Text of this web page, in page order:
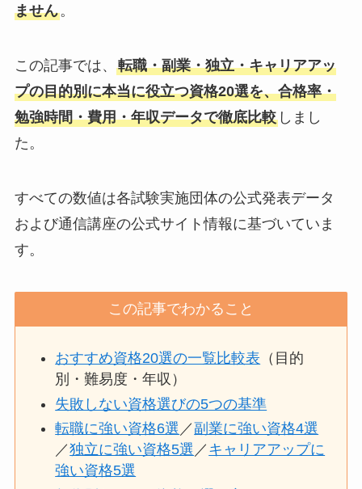
ません。
この記事では、 転職・副業・独立・キャリアアッ
プの目的別に本当に役立つ資格20選を、合格率・
勉強時間・費用・年収データで徹底比較しまし
た。
すべての数値は各試験実施団体の公式発表データ
および通信講座の公式サイト情報に基づいていま
す。
この記事でわかること
おすすめ資格20選の一覧比較表 （目的
別・難易度・年収）
失敗しない資格選びの5つの基準
転職に強い資格6選 ／副業に強い資格4選
／独立に強い資格5選 ／ キャリアアップに
強い資格5選